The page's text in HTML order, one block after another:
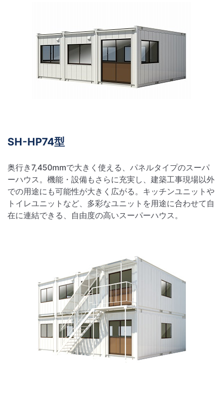
SH-HP74型
奥行き7,450mmで大きく使える、パネルタイプのスーパ
ーハウス。機能・設備もさらに充実し、建築工事現場以外
での用途にも可能性が大きく広がる。キッチンユニットや
トイレユニットなど、多彩なユニットを用途に合わせて自
在に連結できる、自由度の高いスーパーハウス。